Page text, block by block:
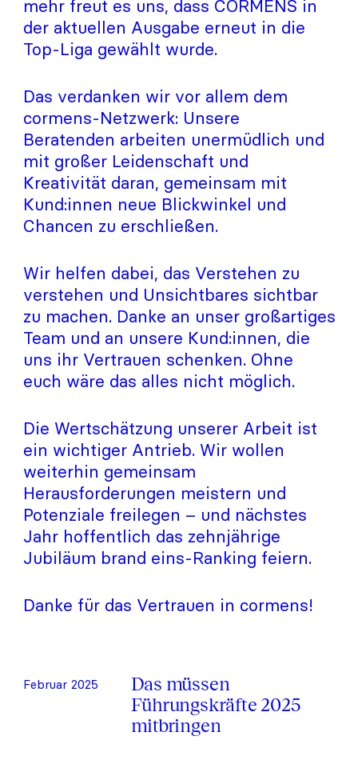
mehr freut es uns, dass CORMENS in
der aktuellen Ausgabe erneut in die
Top-Liga gewählt wurde.
Das verdanken wir vor allem dem
cormens-Netzwerk: Unsere
Beratenden arbeiten unermüdlich und
mit großer Leidenschaft und
Kreativität daran, gemeinsam mit
Kund:innen neue Blickwinkel und
Chancen zu erschließen.
Wir helfen dabei, das Verstehen zu
verstehen und Unsichtbares sichtbar
zu machen. Danke an unser großartiges
Team und an unsere Kund:innen, die
uns ihr Vertrauen schenken. Ohne
euch wäre das alles nicht möglich.
Die Wertschätzung unserer Arbeit ist
ein wichtiger Antrieb. Wir wollen
weiterhin gemeinsam
Herausforderungen meistern und
Potenziale freilegen – und nächstes
Jahr hoffentlich das zehnjährige
Jubiläum brand eins-Ranking feiern.
Danke für das Vertrauen in cormens!
Februar 2025
Das müssen
Führungskräfte 2025
mitbringen